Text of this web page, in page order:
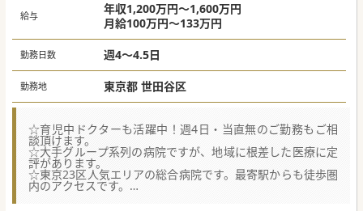
に対しては抗がん剤、抗体医薬品、分子標的薬などを組み合
わせた標準的治療を行っています。
■緩和ケア病棟も有しておりますので、緩和ケアチームとも
連携をしながら、幅広いフェーズの患者さんやそのご家族へ
医療を提供することができます。
＃秋入職可
給与
年収1,200万円～1,600万円
月給100万円～133万円
勤務日数 週4～4.5日
勤務地 東京都 世田谷区
☆育児中ドクターも活躍中！週4日・当直無のご勤務もご相
談頂けます。
☆大手グループ系列の病院ですが、地域に根差した医療に定
評があります。
☆東京23区人気エリアの総合病院です。最寄駅からも徒歩圏
内のアクセスです。